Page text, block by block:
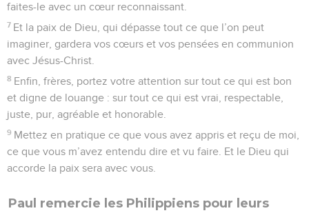
faites-le avec un cœur reconnaissant.
7 Et la paix de Dieu, qui dépasse tout ce que l’on peut
imaginer, gardera vos cœurs et vos pensées en communion
avec Jésus-Christ.
8 Enfin, frères, portez votre attention sur tout ce qui est bon
et digne de louange : sur tout ce qui est vrai, respectable,
juste, pur, agréable et honorable.
9 Mettez en pratique ce que vous avez appris et reçu de moi,
ce que vous m’avez entendu dire et vu faire. Et le Dieu qui
accorde la paix sera avec vous.
Paul remercie les Philippiens pour leurs